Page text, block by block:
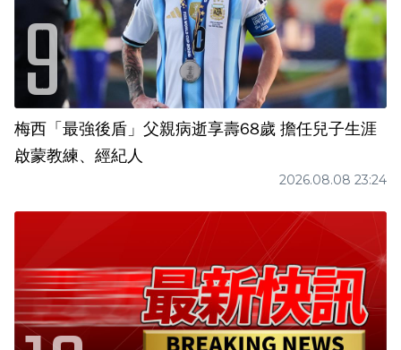
梅西「最強後盾」父親病逝享壽68歲 擔任兒子生涯
啟蒙教練、經紀人
2026.08.08 23:24